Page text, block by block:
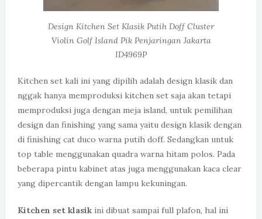
Design Kitchen Set Klasik Putih Doff Cluster
Violin Golf Island Pik Penjaringan Jakarta
ID4969P
Kitchen set kali ini yang dipilih adalah design klasik dan
nggak hanya memproduksi kitchen set saja akan tetapi
memproduksi juga dengan meja island, untuk pemilihan
design dan finishing yang sama yaitu design klasik dengan
di finishing cat duco warna putih doff. Sedangkan untuk
top table menggunakan quadra warna hitam polos. Pada
beberapa pintu kabinet atas juga menggunakan kaca clear
yang dipercantik dengan lampu kekuningan.
Kitchen set klasik ini dibuat sampai full plafon, hal ini